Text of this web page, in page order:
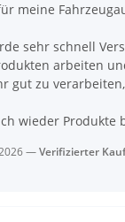
meine
sehr schnell
arbeiten
gut zu
wieder
Verifizierter Kauf